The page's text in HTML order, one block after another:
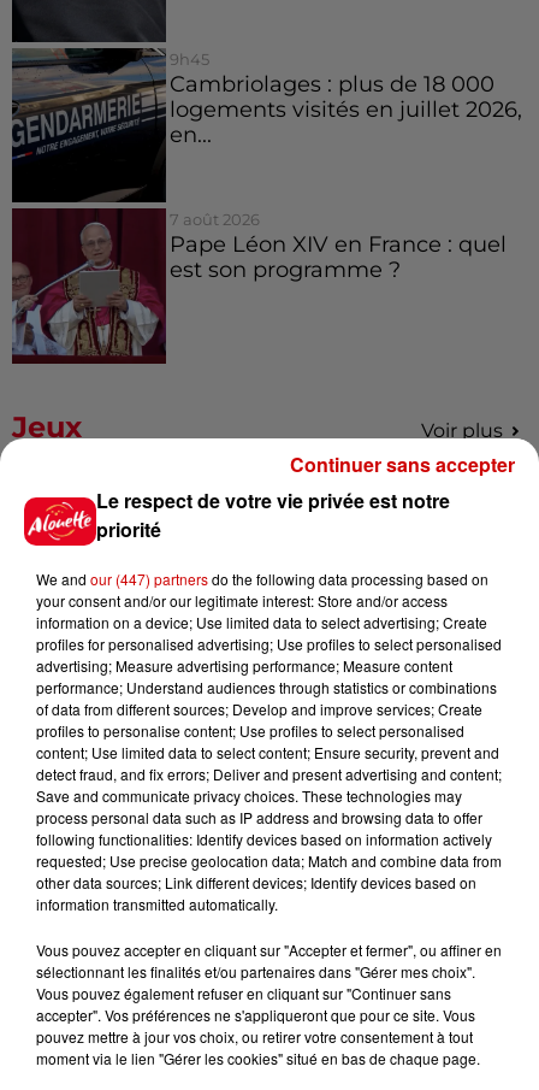
9h45
Cambriolages : plus de 18 000
logements visités en juillet 2026,
en...
7 août 2026
Pape Léon XIV en France : quel
est son programme ?
Jeux Voir plus
Gagnez vos places pour le
festival Marché Gourmand 2026
Le Duel - Gagnez vos entrées
pour l'un des zoos de nos
régions !
Destination Vacances - Gagnez
votre séjour en famille au cœur
de la...
Destination Vacances : inscrivez-
vous !
Le respect de votre vie privée est notre
priorité
We and our (447) partnersdo the following data processing based on
your consent and/or our legitimate interest: Store and/or access
information on a device; Use limited data to select advertising; Create
profiles for personalised advertising; Use profiles to select personalised
advertising; Measure advertising performance; Measure content
performance; Understand audiences through statistics or combinations
of data from different sources; Develop and improve services; Create
profiles to personalise content; Use profiles to select personalised
content; Use limited data to select content; Ensure security, prevent and
detect fraud, and fix errors; Deliver and present advertising and content;
Save and communicate privacy choices. These technologies may
process personal data such as IP address and browsing data to offer
following functionalities: Identify devices based on information actively
requested; Use precise geolocation data; Match and combine data from
other data sources; Link different devices; Identify devices based on
information transmitted automatically.
Vous pouvez accepter en cliquant sur "Accepter et fermer", ou affiner en
sélectionnant les finalités et/ou partenaires dans "Gérer mes choix".
Vous pouvez également refuser en cliquant sur "Continuer sans
accepter". Vos préférences ne s'appliqueront que pour ce site. Vous
pouvez mettre à jour vos choix, ou retirer votre consentement à tout
moment via le lien "Gérer les cookies" situé en bas de chaque page.
Continuer sans accepter